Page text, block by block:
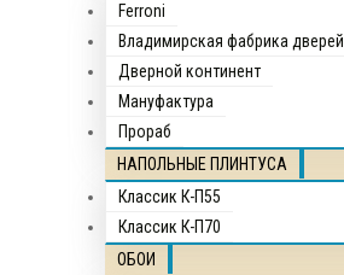
Ferroni
Владимирская фабрика дверей
Дверной континент
Мануфактура
Прораб
НАПОЛЬНЫЕ ПЛИНТУСА
Классик К-П55
Классик К-П70
ОБОИ